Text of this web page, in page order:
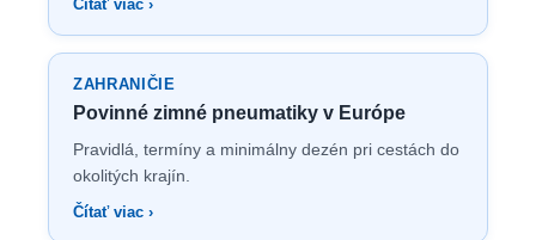
Čítať viac ›
ZAHRANIČIE
Povinné zimné pneumatiky v Európe
Pravidlá, termíny a minimálny dezén pri cestách do
okolitých krajín.
Čítať viac ›